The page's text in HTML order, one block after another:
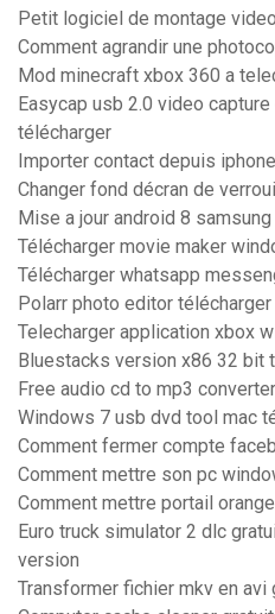
Petit logiciel de montage
Comment agrandir une
Mod minecraft xbox 360 a
Easycap usb 2.0 video
télécharger
Importer contact depuis
Changer fond décran de
Mise a jour android 8
Télécharger movie maker
Télécharger whatsapp
Polarr photo editor
Telecharger application xbox
Bluestacks version x86 32 bit
Free audio cd to mp3
Windows 7 usb dvd tool mac
Comment fermer compte
Comment mettre son pc
Comment mettre portail
Euro truck simulator 2 dlc
version
Transformer fichier mkv en avi